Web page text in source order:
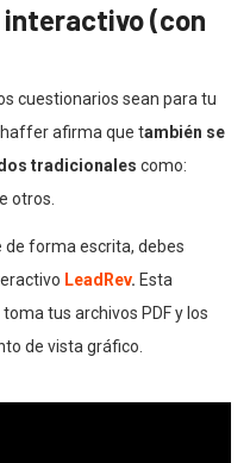
(con
cuestionarios sean para tu
afirma que también se
tradicionales como:
otros.
forma escrita, debes
LeadRev. Esta
tus archivos PDF y los
de vista gráfico.